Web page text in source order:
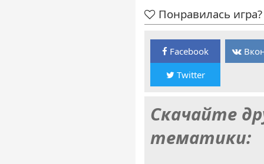
Понравилась
Facebook
Twitter
Скачайте
тематики: